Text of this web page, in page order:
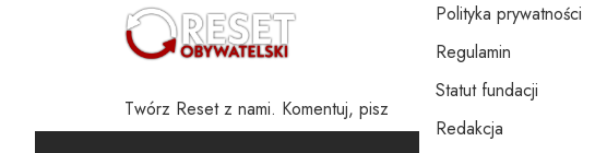
Twórz Reset z nami. Komentuj, pisz
i wspieraj
Polityka prywatności
Regulamin
Statut fundacji
Redakcja